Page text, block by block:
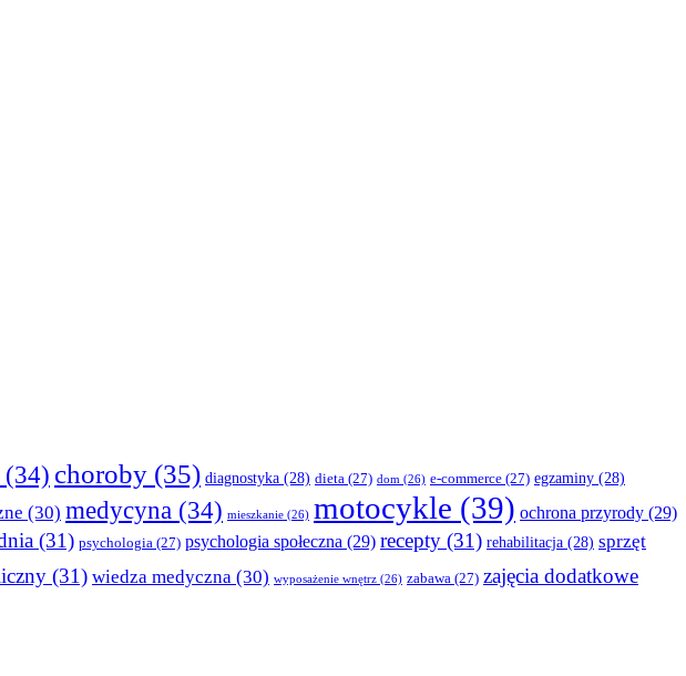
(34) choroby (35) diagnostyka (28) dieta (27) dom (26) e-commerce (27) egzaminy (28)
(30) medycyna (34) mieszkanie (26) motocykle (39) ochrona przyrody (29)
(31) psychologia (27) psychologia społeczna (29) recepty (31) rehabilitacja (28) sprzęt
(31) wiedza medyczna (30) wyposażenie wnętrz (26) zabawa (27) zajęcia dodatkowe